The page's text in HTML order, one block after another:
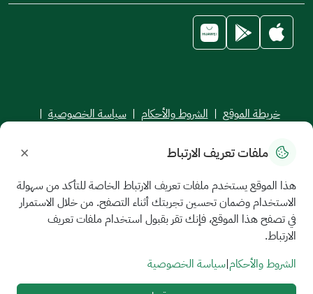
خريطة الموقع | الشروط والأحكام | سياسة الخصوصية |
جميع الحقوق محفوظة للجامعة السعودية الإلكترونية © 2026
ملفات تعريف الارتباط ×
هذا الموقع يستخدم ملفات تعريف الارتباط الخاصة للتأكد من سهولة
الاستخدام وضمان تحسين تجربتك أثناء التصفح. من خلال الاستمرار
في تصفح هذا الموقع، فإنك تقر بقبول استخدام ملفات تعريف
الارتباط.
الشروط والأحكام|سياسة الخصوصية